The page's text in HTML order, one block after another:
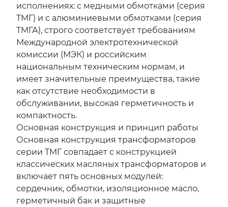
исполнениях: с медными обмотками (серия
ТМГ) и с алюминиевыми обмотками (серия
ТМГА), строго соответствует требованиям
Международной электротехнической
комиссии (МЭК) и российским
национальным техническим нормам, и
имеет значительные преимущества, такие
как отсутствие необходимости в
обслуживании, высокая герметичность и
компактность.
Основная конструкция и принцип работы
Основная конструкция трансформаторов
серии ТМГ совпадает с конструкцией
классических масляных трансформаторов и
включает пять основных модулей:
сердечник, обмотки, изоляционное масло,
герметичный бак и защитные